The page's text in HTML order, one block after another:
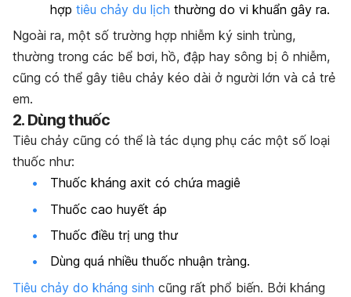
hợp tiêu chảy du lịch thường do vi khuẩn gây ra.
Ngoài ra, một số trường hợp nhiễm ký sinh trùng,
thường trong các bể bơi, hồ, đập hay sông bị ô nhiễm,
cũng có thể gây tiêu chảy kéo dài ở người lớn và cả trẻ
em.
2. Dùng thuốc
Tiêu chảy cũng có thể là tác dụng phụ các một số loại
thuốc như:
Thuốc kháng axit có chứa magiê
Thuốc cao huyết áp
Thuốc điều trị ung thư
Dùng quá nhiều thuốc nhuận tràng.
Tiêu chảy do kháng sinh cũng rất phổ biến. Bởi kháng